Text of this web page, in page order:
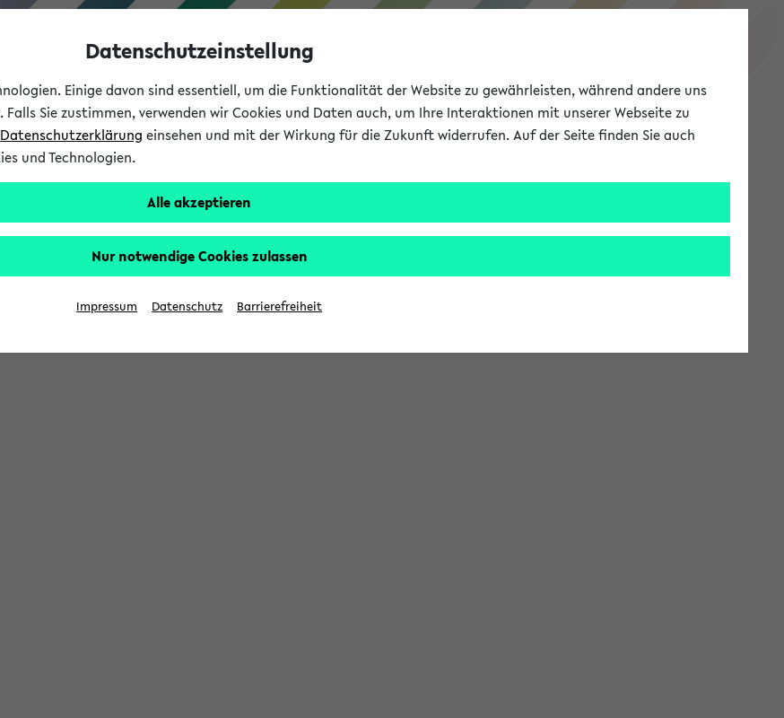
eKVV
Studium
Datenschutzeinstellung
Einige davon sind essentiell, um die Funktionalität der Website zu gewährleisten, während andere uns
Sie zustimmen, verwenden wir Cookies und Daten auch, um Ihre Interaktionen mit unserer Webseite zu
Datenschutzerklärung einsehen und mit der Wirkung für die Zukunft widerrufen. Auf der Seite finden Sie auch
und Technologien.
Alle akzeptieren
Nur notwendige Cookies zulassen
Impressum Datenschutz Barrierefreiheit